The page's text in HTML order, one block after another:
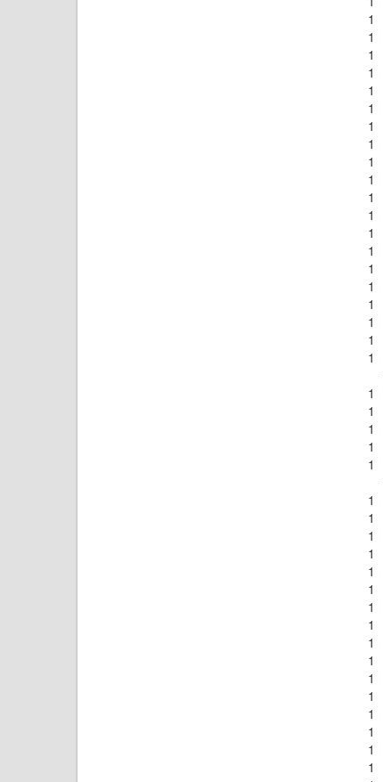
1
1
1
1
1
1
1
1
1
1
1
1
1
1
1
1
1
1
1
1
1
1
1
1
1
1
1
1
1
1
1
1
1
1
1
1
1
1
1
1
1